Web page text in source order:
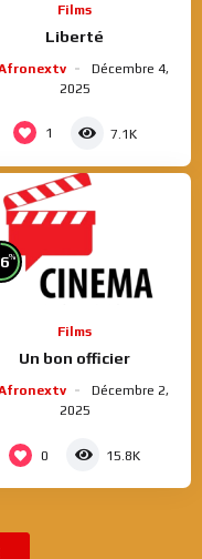
Films
Liberté
Décembre 4,
2025
1 7.1K
%
Films
Un bon officier
Décembre 2,
2025
0 15.8K